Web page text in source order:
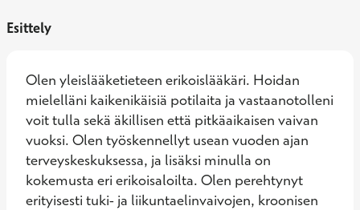
Esittely
Olen yleislääketieteen erikoislääkäri. Hoidan
mielelläni kaikenikäisiä potilaita ja vastaanotolleni
voit tulla sekä äkillisen että pitkäaikaisen vaivan
vuoksi. Olen työskennellyt usean vuoden ajan
terveyskeskuksessa, ja lisäksi minulla on
kokemusta eri erikoisaloilta. Olen perehtynyt
erityisesti tuki- ja liikuntaelinvaivojen, kroonisen